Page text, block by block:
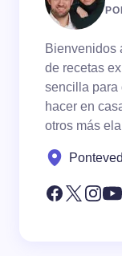
Bienvenidos
de recetas
sencilla para
hacer en
otros más